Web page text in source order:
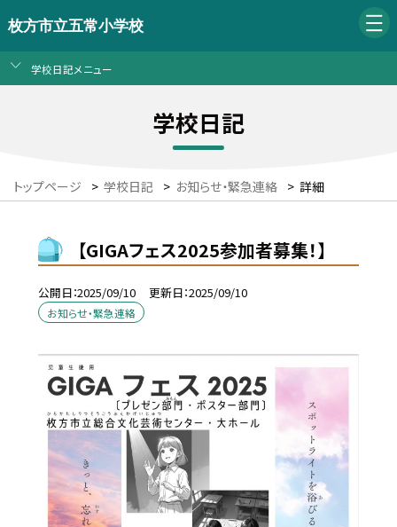
枚方市立五常小学校
学校日記メニュー
学校日記
トップページ > 学校日記 > お知らせ・緊急連絡 > 詳細
【GIGAフェス2025参加者募集！】
公開日 2025/09/10 更新日 2025/09/10
お知らせ・緊急連絡